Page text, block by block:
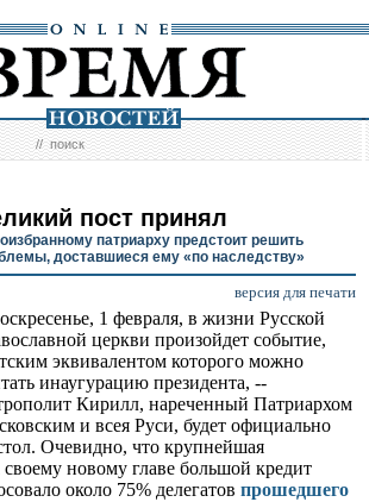
//поиск
пост принял
патриарху предстоит решить
доставшиеся ему «по наследству»
версия для печати
1 февраля, в жизни Русской
церкви произойдет событие,
эквивалентом которого можно
инаугурацию президента, --
Кирилл, нареченный Патриархом
и всея Руси, будет официально
Очевидно, что крупнейшая
новому главе большой кредит
около 75% делегатов прошедшего